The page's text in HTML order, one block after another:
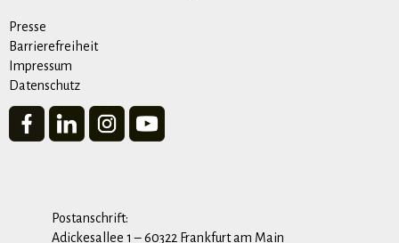
Presse
Barrierefreiheit
Impressum
Datenschutz
Postanschrift:
Adickesallee 1 – 60322 Frankfurt am Main